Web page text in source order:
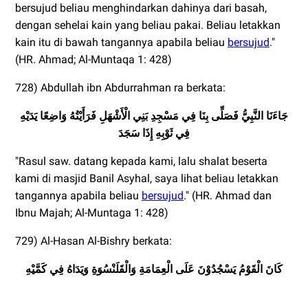
bersujud beliau menghindarkan dahinya dari basah,
dengan sehelai kain yang beliau pakai. Beliau letakkan
kain itu di bawah tangannya apabila beliau bersujud."
(HR. Ahmad; Al-Muntaqa 1: 428)
728) Abdullah ibn Abdurrahman ra berkata:
جَاءَنَا النَّبِيُّ فَصَلِّى بِنَا فِي مَسْجِدِ بَنِي الْأَشْهَلِ فَرَأَيْتُهُ وَاضِعًا يَدَيْهِ
فِي ثَوْبِهِ إِذَا سَجَدَ
"Rasul saw. datang kepada kami, lalu shalat beserta
kami di masjid Banil Asyhal, saya lihat beliau letakkan
tangannya apabila beliau bersujud." (HR. Ahmad dan
Ibnu Majah; Al-Muntaga 1: 428)
729) Al-Hasan Al-Bishry berkata:
كَانَ الْقَوْمُ يَسْجُدُوْنَ عَلَى الْعِمَامَةِ وَالْقَلَنْسُوَةِ وَيَدَاهُ فِي كَمَّيْهِ